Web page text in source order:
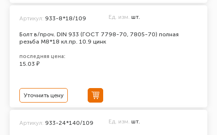
Болт в/проч. DIN 933 (ГОСТ 7798-70, 7805-70) полная
резьба М8*18 кл.пр. 10.9 цинк
Артикул: 933-8*18/109 Ед. изм. шт.
последняя цена:
15.03 ₽
Уточнить цену
Артикул: 933-24*140/109 Ед. изм. шт.